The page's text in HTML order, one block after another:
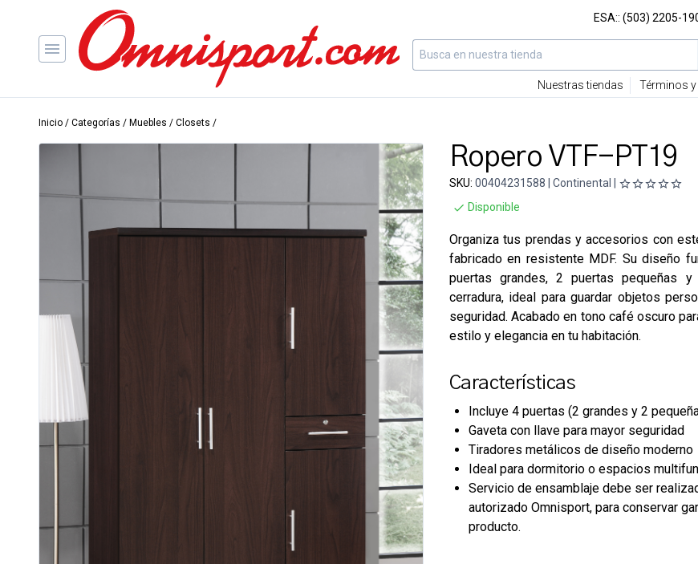
ESA:: (503) 2205-
Nuestras tiendas
Términos
Inicio / Categorías / Muebles / Closets /
Ropero VTF-PT19
SKU: 00404231588 | Continental |
Disponible
Organiza tus prendas y accesorios con
fabricado en resistente MDF. Su diseño
puertas grandes, 2 puertas pequeñas
cerradura, ideal para guardar objetos
seguridad. Acabado en tono café oscuro
estilo y elegancia en tu habitación.
Características
Incluye 4 puertas (2 grandes y 2
Gaveta con llave para mayor seguridad
Tiradores metálicos de diseño moderno
Ideal para dormitorio o espacios
Servicio de ensamblaje debe ser
autorizado Omnisport, para conservar
producto.